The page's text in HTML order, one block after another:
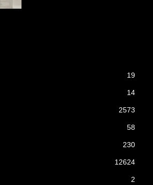
19
14
2573
58
230
12624
2